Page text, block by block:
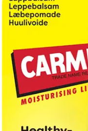
Etu ei koske
Tarkista